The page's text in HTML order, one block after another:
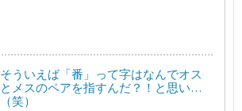
そういえば「番」って字はなんでオス
とメスのペアを指すんだ？！と思い…
（笑）